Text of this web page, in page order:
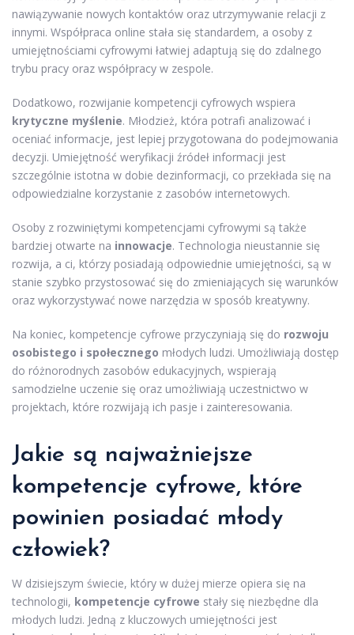
nawiązywanie nowych kontaktów oraz utrzymywanie relacji z
innymi. Współpraca online stała się standardem, a osoby z
umiejętnościami cyfrowymi łatwiej adaptują się do zdalnego
trybu pracy oraz współpracy w zespole.
Dodatkowo, rozwijanie kompetencji cyfrowych wspiera
krytyczne myślenie. Młodzież, która potrafi analizować i
oceniać informacje, jest lepiej przygotowana do podejmowania
decyzji. Umiejętność weryfikacji źródeł informacji jest
szczególnie istotna w dobie dezinformacji, co przekłada się na
odpowiedzialne korzystanie z zasobów internetowych.
Osoby z rozwiniętymi kompetencjami cyfrowymi są także
bardziej otwarte na innowacje. Technologia nieustannie się
rozwija, a ci, którzy posiadają odpowiednie umiejętności, są w
stanie szybko przystosować się do zmieniających się warunków
oraz wykorzystywać nowe narzędzia w sposób kreatywny.
Na koniec, kompetencje cyfrowe przyczyniają się do rozwoju
osobistego i społecznego młodych ludzi. Umożliwiają dostęp
do różnorodnych zasobów edukacyjnych, wspierają
samodzielne uczenie się oraz umożliwiają uczestnictwo w
projektach, które rozwijają ich pasje i zainteresowania.
Jakie są najważniejsze
kompetencje cyfrowe, które
powinien posiadać młody
człowiek?
W dzisiejszym świecie, który w dużej mierze opiera się na
technologii, kompetencje cyfrowe stały się niezbędne dla
młodych ludzi. Jedną z kluczowych umiejętności jest